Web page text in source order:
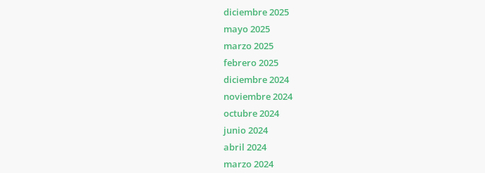
diciembre 2025
mayo 2025
marzo 2025
febrero 2025
diciembre 2024
noviembre 2024
octubre 2024
junio 2024
abril 2024
marzo 2024